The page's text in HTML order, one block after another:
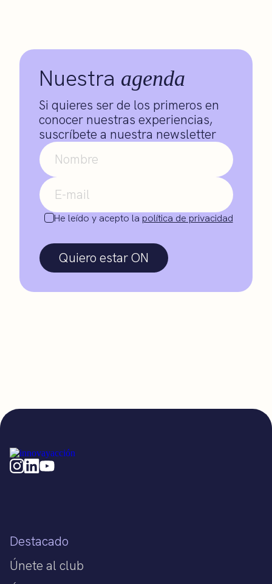
Nuestra agenda
Si quieres ser de los primeros en
conocer nuestras experiencias,
suscríbete a nuestra newsletter
He leído y acepto la política de privacidad
Quiero estar ON
Destacado
Únete al club